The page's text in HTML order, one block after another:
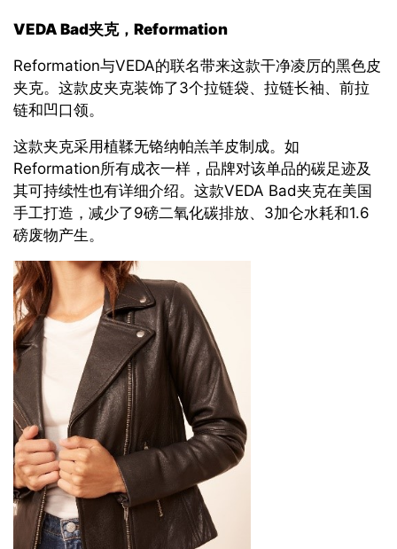
VEDA Bad夹克， Reformation
Reformation与VEDA的联名带来这款干净凌厉的黑色皮
夹克。这款皮夹克装饰了3个拉链袋、拉链长袖、前拉
链和凹口领。
这款夹克采用植鞣无铬纳帕羔羊皮制成。如
Reformation所有成衣一样，品牌对该单品的碳足迹及
其可持续性也有详细介绍。这款VEDA Bad夹克在美国
手工打造，减少了9磅二氧化碳排放、3加仑水耗和1.6
磅废物产生。